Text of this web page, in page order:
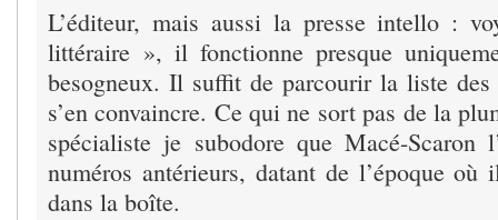
L’éditeur, mais aussi la presse intello :
littéraire », il fonctionne presque
besogneux. Il suffit de parcourir la liste des
s’en convaincre. Ce qui ne sort pas de la
spécialiste je subodore que Macé-Scaron
numéros antérieurs, datant de l’époque où
dans la boîte.